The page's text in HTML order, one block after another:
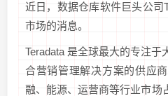
近日，数据仓库软件巨头公司
市场的消息。
Teradata 是全球最大的专注
合营销管理解决方案的供应
融、能源、运营商等行业市场